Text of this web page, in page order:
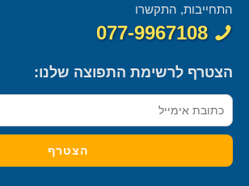
התחייבות, התקשרו
077-9967108
הצטרף לרשימת התפוצה שלנו: